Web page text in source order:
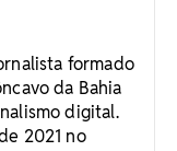
formado
da Bahia
digital.
2021 no